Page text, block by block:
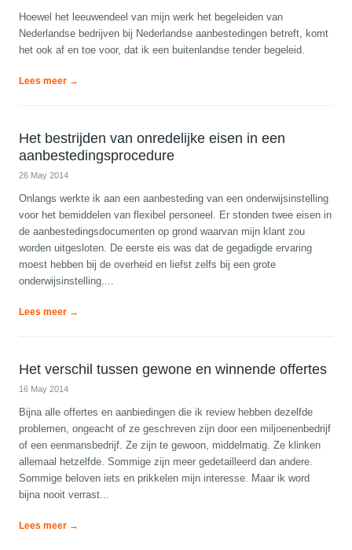
Hoewel het leeuwendeel van mijn werk het begeleiden van
Nederlandse bedrijven bij Nederlandse aanbestedingen betreft, komt
het ook af en toe voor, dat ik een buitenlandse tender begeleid.
Lees meer →
Het bestrijden van onredelijke eisen in een
aanbestedingsprocedure
26 May 2014
Onlangs werkte ik aan een aanbesteding van een onderwijsinstelling
voor het bemiddelen van flexibel personeel. Er stonden twee eisen in
de aanbestedingsdocumenten op grond waarvan mijn klant zou
worden uitgesloten. De eerste eis was dat de gegadigde ervaring
moest hebben bij de overheid en liefst zelfs bij een grote
onderwijsinstelling....
Lees meer →
Het verschil tussen gewone en winnende offertes
16 May 2014
Bijna alle offertes en aanbiedingen die ik review hebben dezelfde
problemen, ongeacht of ze geschreven zijn door een miljoenenbedrijf
of een eenmansbedrijf. Ze zijn te gewoon, middelmatig. Ze klinken
allemaal hetzelfde. Sommige zijn meer gedetailleerd dan andere.
Sommige beloven iets en prikkelen mijn interesse. Maar ik word
bijna nooit verrast...
Lees meer →